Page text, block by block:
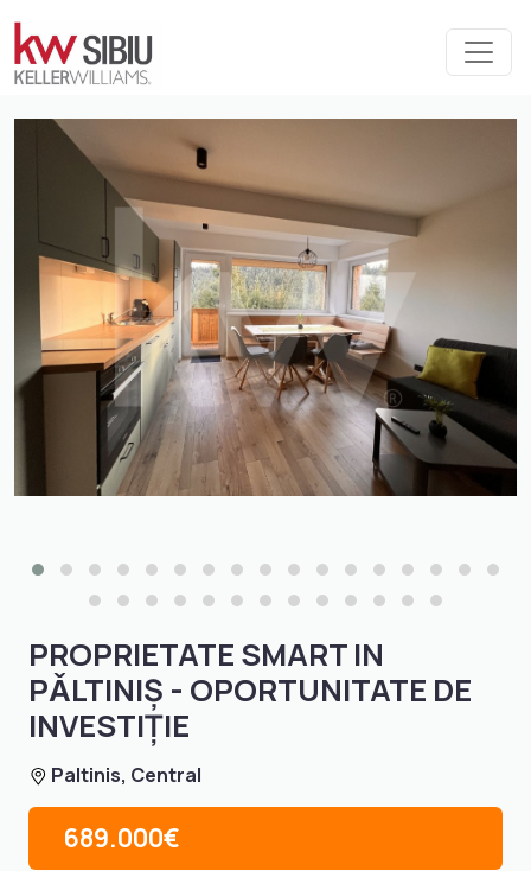
PROPRIETATE SMART IN
PǍLTINIŞ - OPORTUNITATE DE
INVESTIȚIE
Paltinis, Central
689.000€